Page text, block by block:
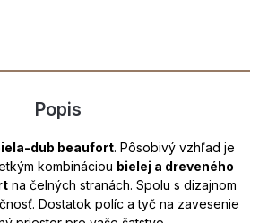
Popis
dub beaufort. Pôsobivý vzhľad je
kombináciou bielej a dreveného
na čelných stranách. Spolu s dizajnom
Dostatok políc a tyč na zavesenie